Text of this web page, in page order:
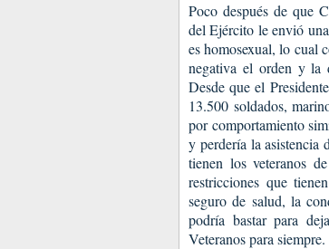
Poco después de que
del Ejército le envió
es homosexual, lo cual
negativa el orden y la
Desde que el
13.500 soldados,
por comportamiento
y perdería la asistencia
tienen los veteranos
restricciones que
seguro de salud, la
podría bastar para
Veteranos para siempre.